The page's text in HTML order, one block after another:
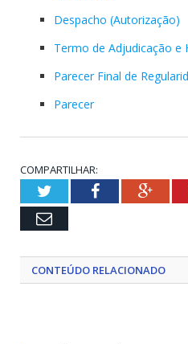
Despacho (Autorização)
Termo de Adjudicação e
Parecer Final de
Parecer
COMPARTILHAR:
TwitterFacebook
Email
CONTEÚDO RELACIONADO